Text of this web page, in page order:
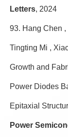
Letters, 2024
93. Hang Chen
Tingting Mi ,
Growth and
Power Diodes
Epitaxial
Power